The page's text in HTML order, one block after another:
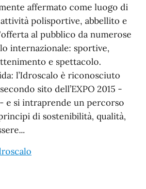
affermato come luogo di
polisportive, abbellito e
al pubblico da numerose
internazionale: sportive,
e spettacolo.
l’Idroscalo è riconosciuto
sito dell’EXPO 2015 -
e si intraprende un percorso
di sostenibilità, qualità,